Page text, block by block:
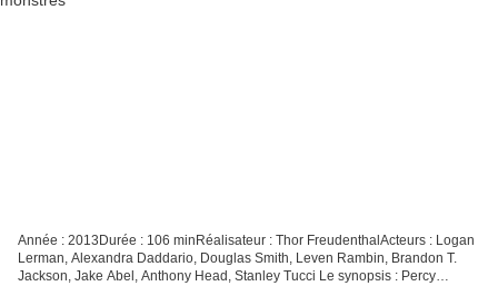
Année : 2013Durée : 106 minRéalisateur : Thor FreudenthalActeurs : Logan
Lerman, Alexandra Daddario, Douglas Smith, Leven Rambin, Brandon T.
Jackson, Jake Abel, Anthony Head, Stanley Tucci Le synopsis : Percy